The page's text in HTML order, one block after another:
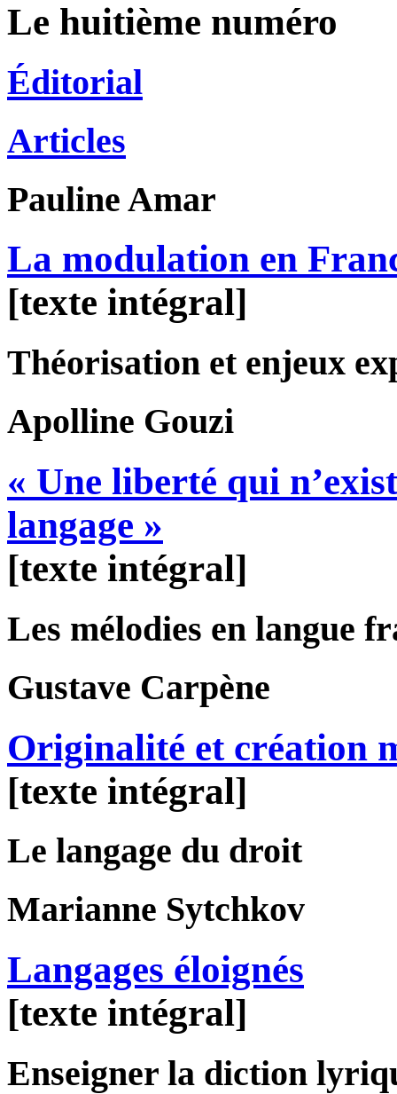
Le huitième numéro
Éditorial
Articles
Pauline Amar
La modulation en
[texte intégral]
Théorisation et enjeux
Apolline Gouzi
« Une liberté qui
langage »
[texte intégral]
Les mélodies en langue
Gustave Carpène
Originalité et création
[texte intégral]
Le langage du droit
Marianne Sytchkov
Langages éloignés
[texte intégral]
Enseigner la diction